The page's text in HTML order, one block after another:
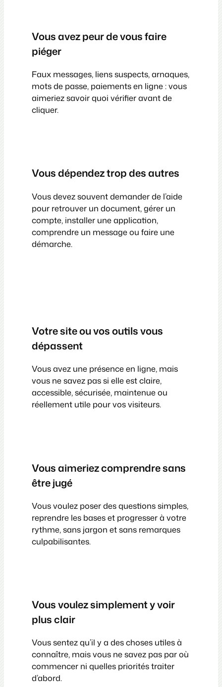
Vous avez peur de vous faire
piéger
Faux messages, liens suspects, arnaques,
mots de passe, paiements en ligne : vous
aimeriez savoir quoi vérifier avant de
cliquer.
Vous dépendez trop des autres
Vous devez souvent demander de l’aide
pour retrouver un document, gérer un
compte, installer une application,
comprendre un message ou faire une
démarche.
Votre site ou vos outils vous
dépassent
Vous avez une présence en ligne, mais
vous ne savez pas si elle est claire,
accessible, sécurisée, maintenue ou
réellement utile pour vos visiteurs.
Vous aimeriez comprendre sans
être jugé
Vous voulez poser des questions simples,
reprendre les bases et progresser à votre
rythme, sans jargon et sans remarques
culpabilisantes.
Vous voulez simplement y voir
plus clair
Vous sentez qu’il y a des choses utiles à
connaître, mais vous ne savez pas par où
commencer ni quelles priorités traiter
d’abord.